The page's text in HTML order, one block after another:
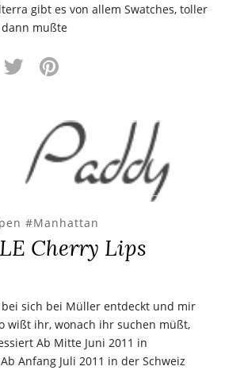
gibt es von allem Swatches, toller
mußte
Manhattan
Cherry Lips
sich bei Müller entdeckt und mir
wißt ihr, wonach ihr suchen müßt,
Ab Mitte Juni 2011 in
Anfang Juli 2011 in der Schweiz